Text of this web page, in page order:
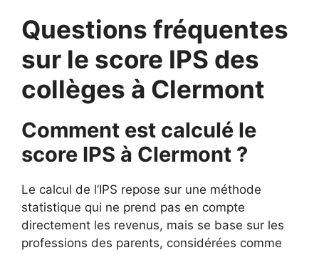
Questions fréquentes
sur le score IPS des
collèges à Clermont
Comment est calculé le
score IPS à Clermont ?
Le calcul de l’IPS repose sur une méthode
statistique qui ne prend pas en compte
directement les revenus, mais se base sur les
professions des parents, considérées comme